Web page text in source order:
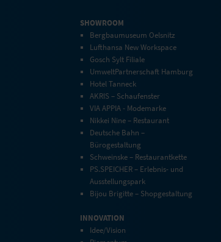
SHOWROOM
Bergbaumuseum Oelsnitz
Lufthansa New Workspace
Gosch Sylt Filiale
UmweltPartnerschaft Hamburg
Hotel Tanneck
AKRIS – Schaufenster
VIA APPIA - Modemarke
Nikkei Nine – Restaurant
Deutsche Bahn –
Bürogestaltung
Schweinske – Restaurantkette
PS.SPEICHER – Erlebnis- und
Ausstellungspark
Bijou Brigitte – Shopgestaltung
INNOVATION
Idee/Vision